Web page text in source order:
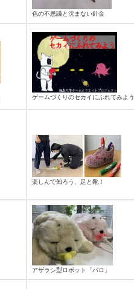
色の不思議と沈まない針金
ゲームづくりのセカイにふれてみよう
楽しんで知ろう、足と靴！
アザラシ型ロボット「パロ」